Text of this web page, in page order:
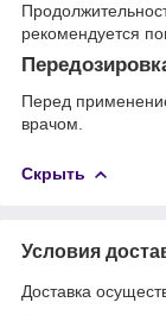
рекомендуется
Перед
врачом.
Скрыть
Условия
Доставка